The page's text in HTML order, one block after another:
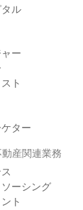
ル
ー
ト
ター
産関連業務
ーシング
ト